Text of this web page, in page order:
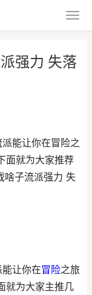
强力 失落
能让你在冒险之
面就为大家推荐
啥子流派强力 失
让你在冒险之旅
就为大家主推几